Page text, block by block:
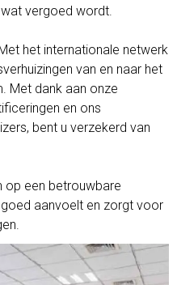
vergoed wordt.
het internationale netwerk
van en naar het
Met dank aan onze
en ons
bent u verzekerd van
op een betrouwbare
aanvoelt en zorgt voor